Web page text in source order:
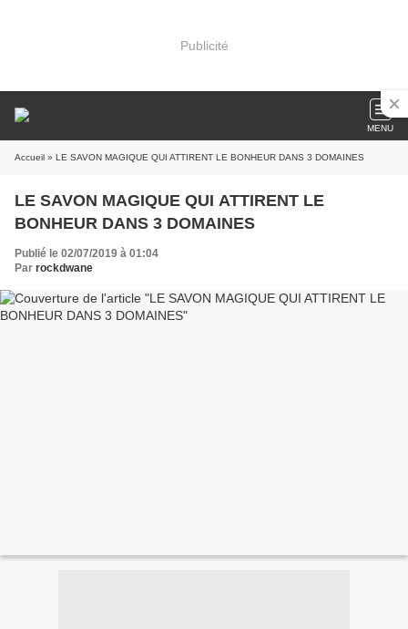
Publicité
MENU
Accueil » LE SAVON MAGIQUE QUI ATTIRENT LE BONHEUR DANS 3 DOMAINES
LE SAVON MAGIQUE QUI ATTIRENT LE
BONHEUR DANS 3 DOMAINES
Publié le 02/07/2019 à 01:04
Par rockdwane